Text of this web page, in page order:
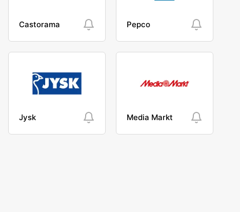
Castorama Pepco
Jysk Media Markt